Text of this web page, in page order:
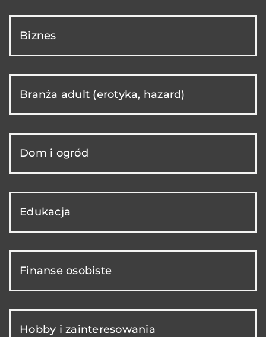
Biznes
Branża adult (erotyka, hazard)
Dom i ogród
Edukacja
Finanse osobiste
Hobby i zainteresowania